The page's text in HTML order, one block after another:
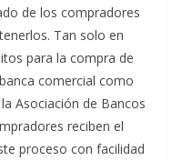
de los compradores
Tan solo en
para la compra de
comercial como
Asociación de Bancos
reciben el
proceso con facilidad